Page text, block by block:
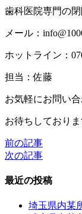
歯科医院専門の
メール：
ホットライン：
担当：佐藤
お気軽にお問い合
お待ちしておりま
投
稿
ナ
前の記事
次の記事
最近の投稿
埼玉県内某